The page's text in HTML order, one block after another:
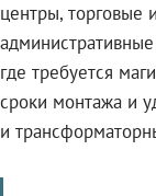
центры, торговые
где требуется
сроки монтажа и
и